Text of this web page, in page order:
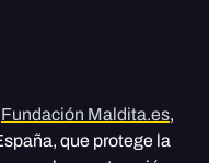
Fundación Maldita.es,
que protege la